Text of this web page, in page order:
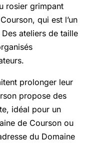
rosier grimpant
qui est l’un
ateliers de taille
prolonger leur
propose des
idéal pour un
de Courson ou
du Domaine